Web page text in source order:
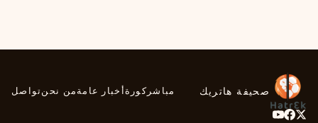
صحيفة هاتريك مباشر كورةأخبار عامةمن نحنتواصل